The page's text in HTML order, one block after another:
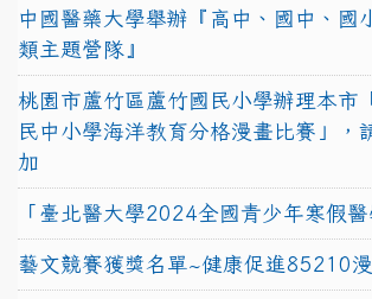
中國醫藥大學舉辦『高中、國中、國
類主題營隊』
桃園市蘆竹區蘆竹國民小學辦理本市
民中小學海洋教育分格漫畫比賽」，
加
「臺北醫大學2024全國青少年寒假醫
藝文競賽獲獎名單~健康促進85210